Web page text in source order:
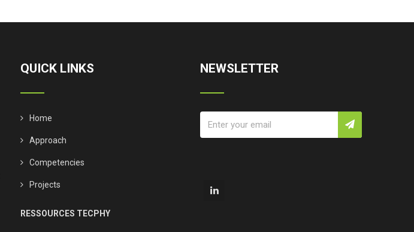
QUICK LINKS
Home
Approach
Competencies
Projects
RESSOURCES TECPHY
NEWSLETTER